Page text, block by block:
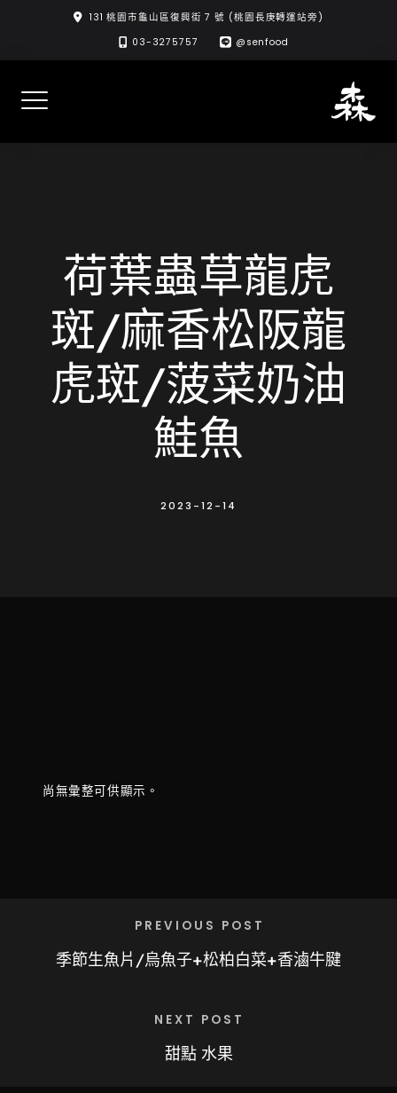
content
131 桃園市龜山區復興街 7 號 (桃園長庚轉運站旁)
03-3275757
@senfood
荷葉蟲草龍虎
斑/麻香松阪龍
虎斑/菠菜奶油
鮭魚
2023-12-14
尚無彙整可供顯示。
PREVIOUS POST
季節生魚片/烏魚子+松柏白菜+香滷牛腱
NEXT POST
甜點 水果